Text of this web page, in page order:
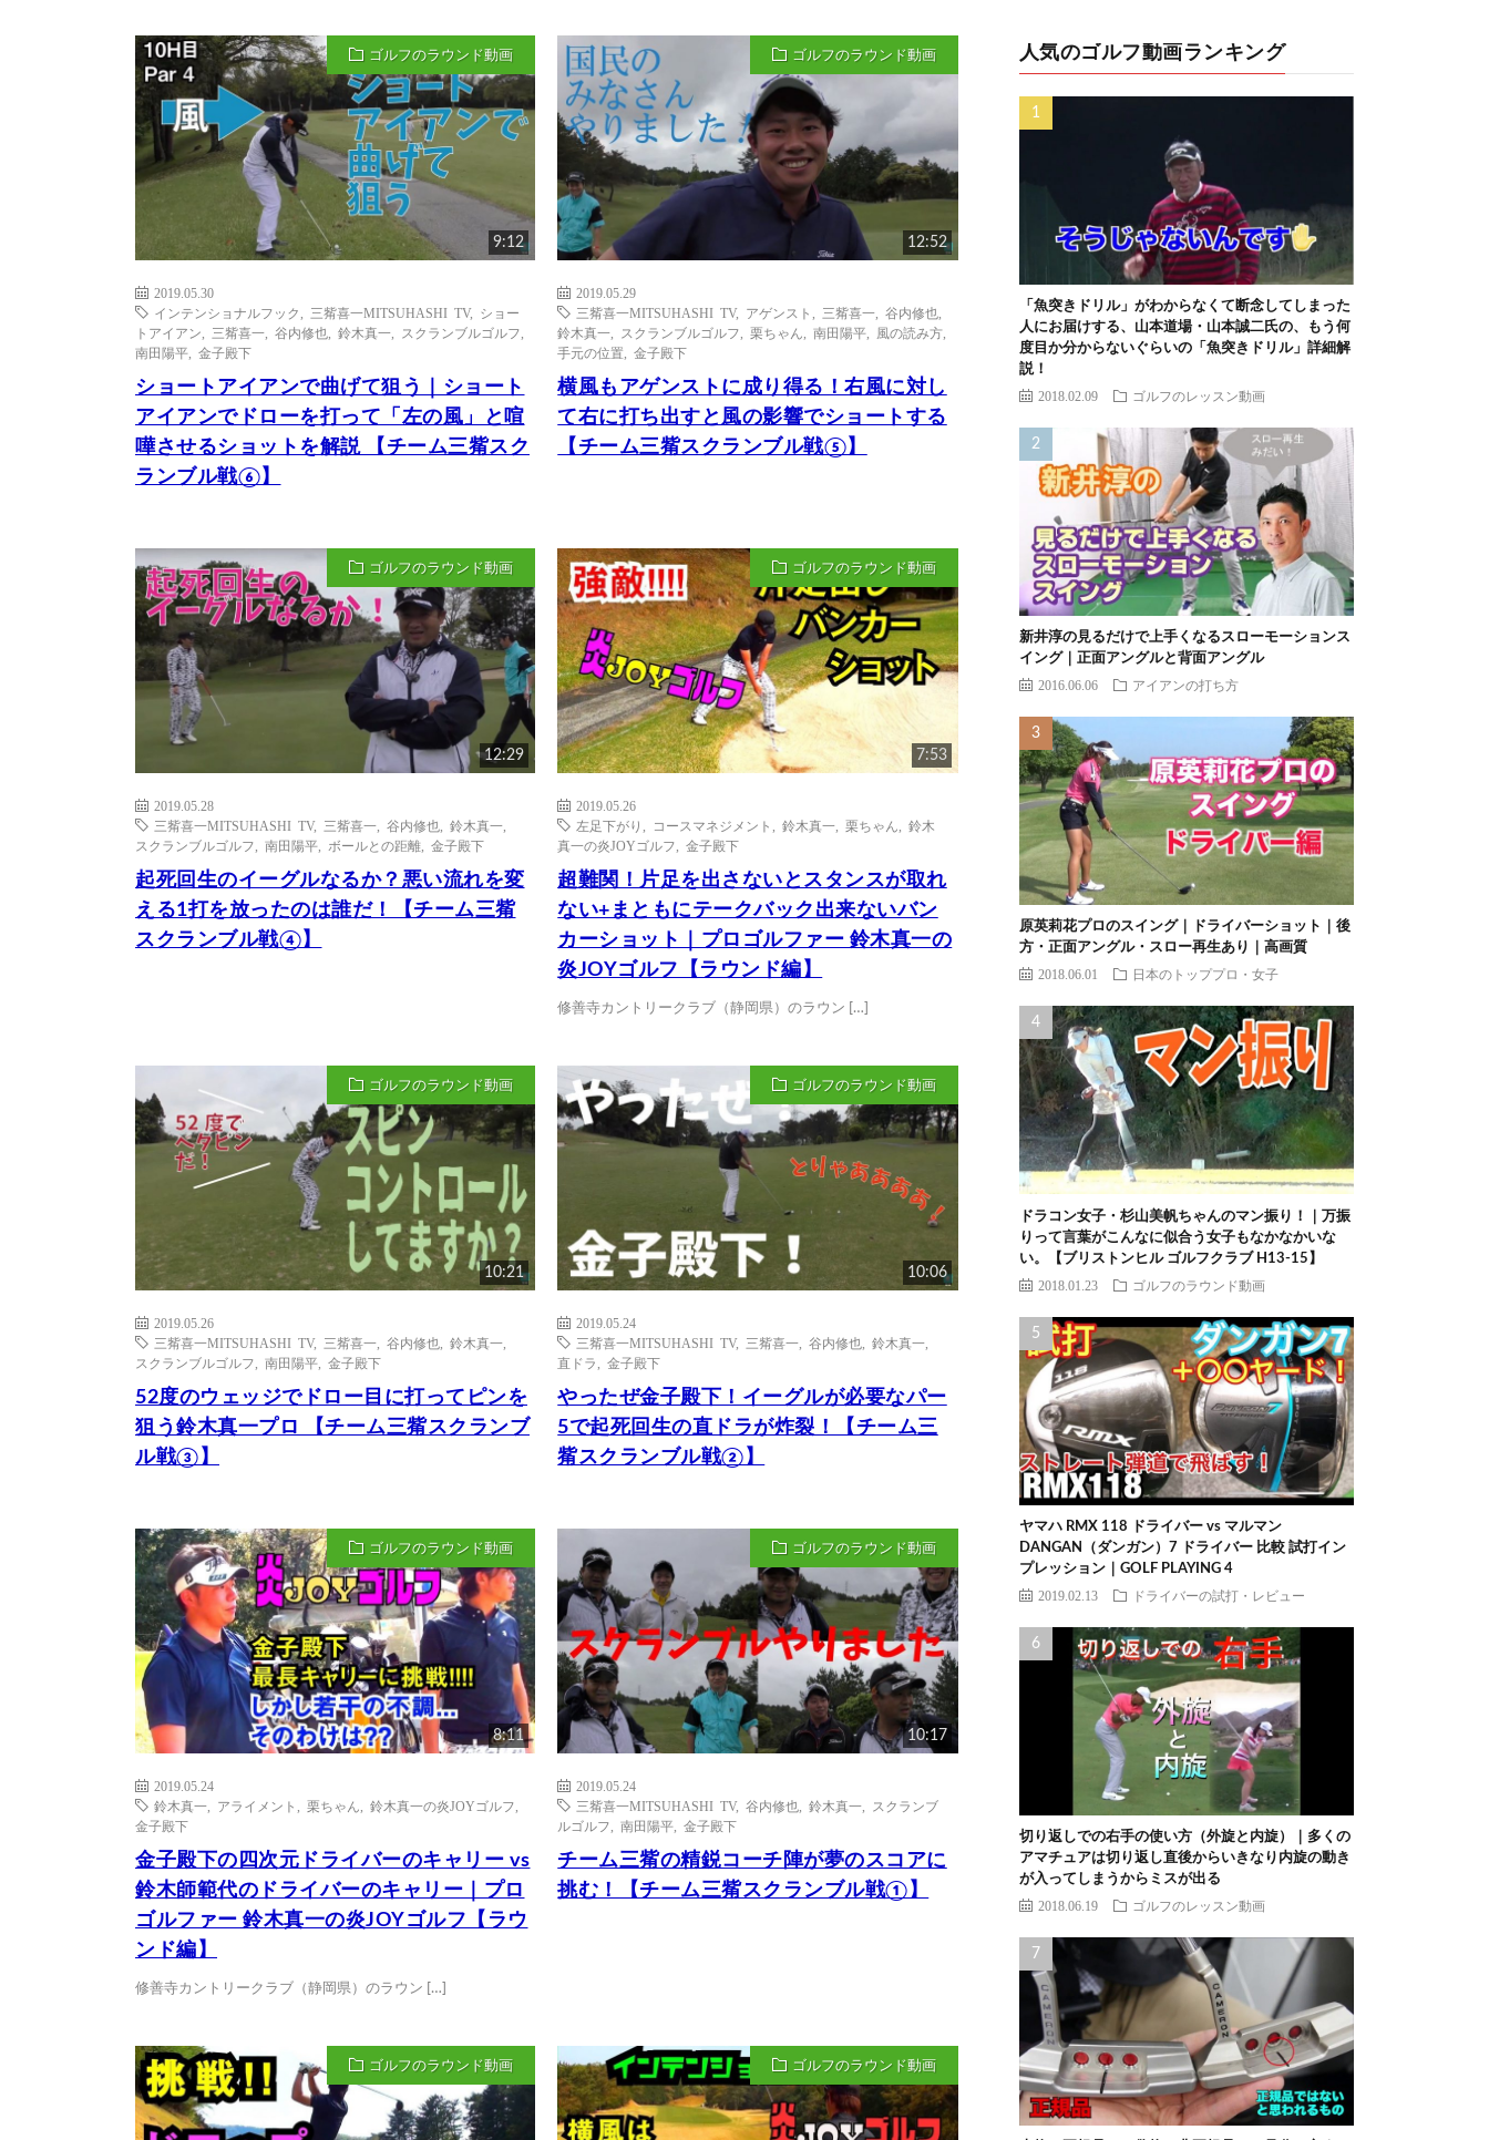
ゴルフのラウンド動画
9:12
2019.05.30
インテンショナルフック
三觜喜一MITSUHASHI TV, ショー
トアイアン
三觜喜一 谷内修也 鈴木真一 スクランブルゴルフ
南田陽平
金子殿下
ショートアイアンで曲げて狙う｜ショート
アイアンでドローを打って「左の風」と喧
嘩させるショットを解説 【チーム三觜スク
ランブル戦⑥】
ゴルフのラウンド動画
12:52
2019.05.29
三觜喜一MITSUHASHI TV, アゲンスト 三觜喜一 ,谷内修也
鈴木真一
スクランブルゴルフ ,栗ちゃん ,南田陽平 風の読み方
手元の位置
,金子殿下
横風もアゲンストに成り得る！右風に対し
て右に打ち出すと風の影響でショートする
【チーム三觜スクランブル戦⑤】
ゴルフのラウンド動画
12:29
2019.05.28
三觜喜一MITSUHASHI TV, 三觜喜一 谷内修也 鈴木真一
スクランブルゴルフ
南田陽平 ボールとの距離 金子殿下
起死回生のイーグルなるか？悪い流れを変
える1打を放ったのは誰だ！【チーム三觜
スクランブル戦④】
ゴルフのラウンド動画
7:53
2019.05.26
左足下がり
コースマネジメント ,鈴木真一 ,栗ちゃん ,鈴木
真一の炎JOYゴルフ
,金子殿下
超難関！片足を出さないとスタンスが取れ
ない+まともにテークバック出来ないバン
カーショット｜プロゴルファー 鈴木真一の
炎JOYゴルフ【ラウンド編】
修善寺カントリークラブ（静岡県）のラウン […]
ゴルフのラウンド動画
10:21
2019.05.26
三觜喜一MITSUHASHI TV, 三觜喜一 谷内修也 鈴木真一
スクランブルゴルフ
南田陽平 金子殿下
52度のウェッジでドロー目に打ってピンを
狙う鈴木真一プロ 【チーム三觜スクランブ
ル戦③】
ゴルフのラウンド動画
10:06
2019.05.24
三觜喜一MITSUHASHI TV, 三觜喜一 ,谷内修也 ,鈴木真一
直ドラ
,金子殿下
やったぜ金子殿下！イーグルが必要なパー
5で起死回生の直ドラが炸裂！【チーム三
觜スクランブル戦②】
ゴルフのラウンド動画
8:11
2019.05.24
鈴木真一
アライメント 栗ちゃん 鈴木真一の炎JOYゴルフ
金子殿下
金子殿下の四次元ドライバーのキャリー vs
鈴木師範代のドライバーのキャリー｜プロ
ゴルファー 鈴木真一の炎JOYゴルフ【ラウ
ンド編】
修善寺カントリークラブ（静岡県）のラウン […]
ゴルフのラウンド動画
10:17
2019.05.24
三觜喜一MITSUHASHI TV,谷内修也 ,鈴木真一
スクランブ
ルゴルフ
,南田陽平 ,金子殿下
チーム三觜の精鋭コーチ陣が夢のスコアに
挑む！【チーム三觜スクランブル戦①】
ゴルフのラウンド動画 ゴルフのラウンド動画
人気のゴルフ動画ランキング
「魚突きドリル」がわからなくて断念してしまった
人にお届けする、山本道場・山本誠二氏の、もう何
度目か分からないぐらいの「魚突きドリル」詳細解
説！
2018.02.09 ゴルフのレッスン動画
新井淳の見るだけで上手くなるスローモーションス
イング｜正面アングルと背面アングル
2016.06.06 アイアンの打ち方
原英莉花プロのスイング｜ドライバーショット｜後
方・正面アングル・スロー再生あり｜高画質
2018.06.01 日本のトッププロ・女子
ドラコン女子・杉山美帆ちゃんのマン振り！｜万振
りって言葉がこんなに似合う女子もなかなかいな
い。【ブリストンヒル ゴルフクラブ H13-15】
2018.01.23 ゴルフのラウンド動画
ヤマハ RMX 118 ドライバー vs マルマン
DANGAN（ダンガン）7 ドライバー 比較 試打イン
プレッション｜GOLF PLAYING 4
2019.02.13 ドライバーの試打・レビュー
切り返しでの右手の使い方（外旋と内旋）｜多くの
アマチュアは切り返し直後からいきなり内旋の動き
が入ってしまうからミスが出る
2018.06.19 ゴルフのレッスン動画